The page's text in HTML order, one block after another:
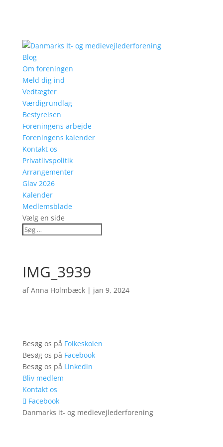
Blog
Om foreningen
Meld dig ind
Vedtægter
Værdigrundlag
Bestyrelsen
Foreningens arbejde
Foreningens kalender
Kontakt os
Privatlivspolitik
Arrangementer
Glav 2026
Kalender
Medlemsblade
Vælg en side
IMG_3939
afAnna Holmbæck| jan 9, 2024
Besøg os på Folkeskolen
Besøg os på Facebook
Besøg os på Linkedin
Bliv medlem
Kontakt os
Facebook
Danmarks it- og medievejlederforening